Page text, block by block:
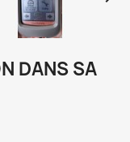
DANS SA